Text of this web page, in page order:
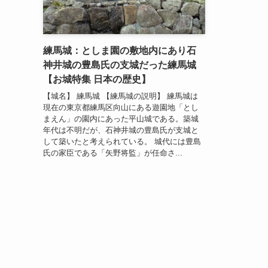
練馬城：としま園の敷地内にあり石
神井城の豊島氏の支城だった練馬城
【お城特集 日本の歴史】
【城名】 練馬城 【練馬城の説明】 練馬城は
現在の東京都練馬区向山にある遊園地「とし
まえん」の園内にあった平山城である。築城
年代は不明だが、石神井城の豊島氏が支城と
して築いたと考えられている。 城代には豊島
氏の家臣である「矢野将監」が任命さ...